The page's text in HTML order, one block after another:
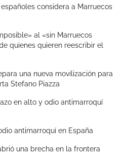
españoles considera a Marruecos
al «sin Marruecos
quienes quieren reescribir el
una nueva movilización para
Stefano Piazza
en alto y odio antimarroquí
antimarroquí en España
una brecha en la frontera